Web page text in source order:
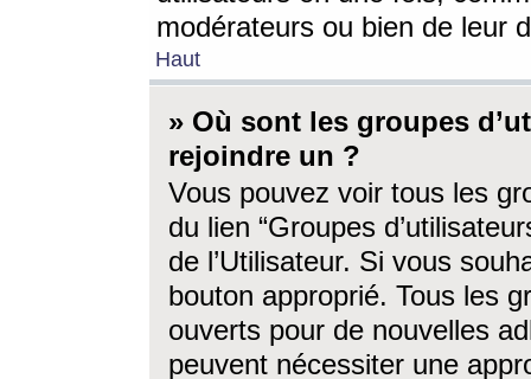
modérateurs ou bien de leur
Haut
» Où sont les groupes
rejoindre un ?
Vous pouvez voir tous les
du lien “Groupes
de l’Utilisateur. Si vous
bouton approprié. Tous les
ouverts pour de nouvelles
peuvent nécessiter une